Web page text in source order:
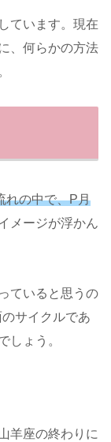
ています。現在
、何らかの方法
れの中で、P月
メージが浮かん
ていると思うの
サイクルであ
しょう。
羊座の終わりに